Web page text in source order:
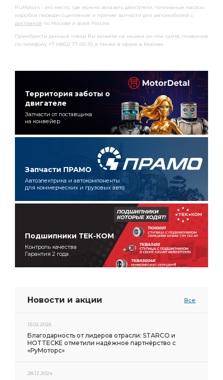
RuMotors - это место, где можно заказать двигатели, топливные насосы,
коробки передач сцепление и прочие запчасти для автомобилей с
доставкой по Москве и всей России.
Приобрести данный товар Вы можете на нашем on-line сайте, позвонив
по телефону +7 (4852) 77-00-10, а также в офисе в Москве.
Территория заботы о
двигателе
Запчасти от поставщика
на конвейер
Запчасти ПРАМО
Автоэлектрика и автокомпоненты
для коммерческих и грузовых авто
Подшипники ТЕК-КОМ
Контроль качества
Гарантия 2 года
Новости и акции Все
13.02.2026
Благодарность от лидеров отрасли: STARCO и
HOTTECKE отметили надёжное партнёрство с
«РуМоторс»
28.12.2024